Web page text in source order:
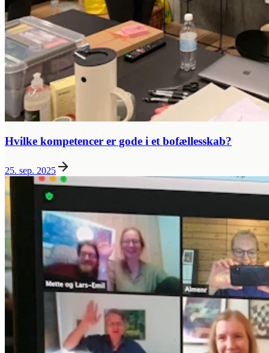
Hvilke kompetencer er gode i et bofællesskab?
25. sep. 2025